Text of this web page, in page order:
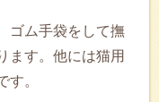
ゴム手袋をして撫
ます。他には猫用
す。